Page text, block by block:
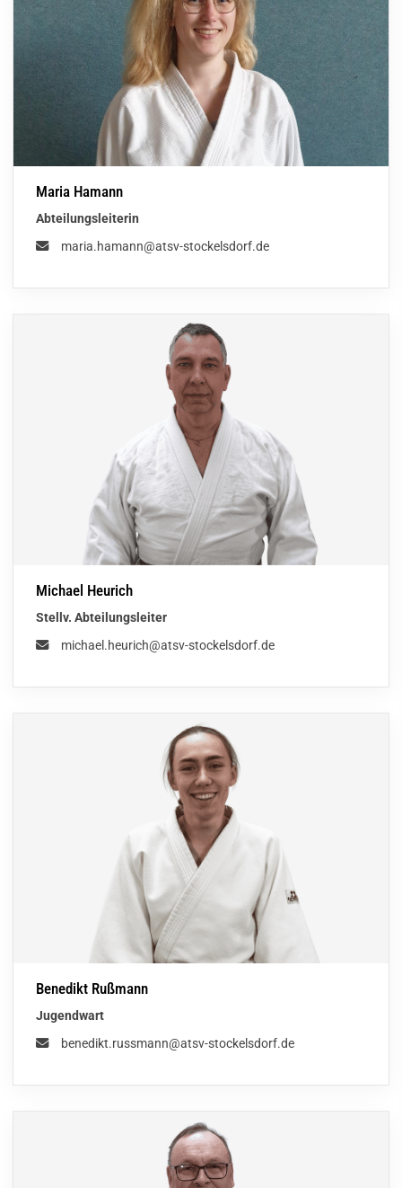
Maria Hamann
Abteilungsleiterin
maria.hamann@atsv-stockelsdorf.de
Michael Heurich
Stellv. Abteilungsleiter
michael.heurich@atsv-stockelsdorf.de
Benedikt Rußmann
Jugendwart
benedikt.russmann@atsv-stockelsdorf.de